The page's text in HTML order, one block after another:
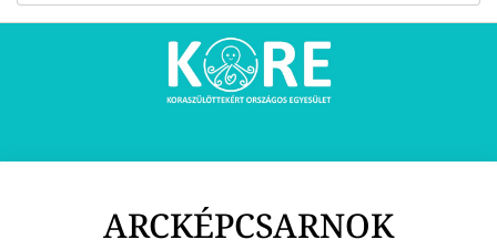
ARCKÉPCSARNOK